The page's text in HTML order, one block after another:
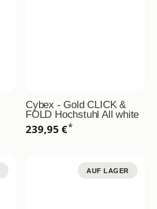
Cybex - Gold CLICK &
FOLD Hochstuhl All white
239,95 €*
AUF LAGER